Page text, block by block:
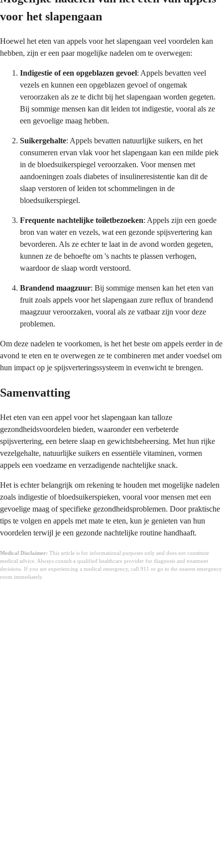
voor het slapengaan
Hoewel het eten van appels voor het slapengaan veel voordelen kan
hebben, zijn er een paar mogelijke nadelen om te overwegen:
Indigestie of een opgeblazen gevoel: Appels bevatten veel
vezels en kunnen een opgeblazen gevoel of ongemak
veroorzaken als ze te dicht bij het slapengaan worden gegeten.
Bij sommige mensen kan dit leiden tot indigestie, vooral als ze
een gevoelige maag hebben.
Suikergehalte: Appels bevatten natuurlijke suikers, en het
consumeren ervan vlak voor het slapengaan kan een milde piek
in de bloedsuikerspiegel veroorzaken. Voor mensen met
aandoeningen zoals diabetes of insulineresistentie kan dit de
slaap verstoren of leiden tot schommelingen in de
bloedsuikerspiegel.
Frequente nachtelijke toiletbezoeken: Appels zijn een goede
bron van water en vezels, wat een gezonde spijsvertering kan
bevorderen. Als ze echter te laat in de avond worden gegeten,
kunnen ze de behoefte om 's nachts te plassen verhogen,
waardoor de slaap wordt verstoord.
Brandend maagzuur: Bij sommige mensen kan het eten van
fruit zoals appels voor het slapengaan zure reflux of brandend
maagzuur veroorzaken, vooral als ze vatbaar zijn voor deze
problemen.
Om deze nadelen te voorkomen, is het het beste om appels eerder in de
avond te eten en te overwegen ze te combineren met ander voedsel om
hun impact op je spijsverteringssysteem in evenwicht te brengen.
Samenvatting
Het eten van een appel voor het slapengaan kan talloze
gezondheidsvoordelen bieden, waaronder een verbeterde
spijsvertering, een betere slaap en gewichtsbeheersing. Met hun rijke
vezelgehalte, natuurlijke suikers en essentiële vitaminen, vormen
appels een voedzame en verzadigende nachtelijke snack.
Het is echter belangrijk om rekening te houden met mogelijke nadelen
zoals indigestie of bloedsuikerspieken, vooral voor mensen met een
gevoelige maag of specifieke gezondheidsproblemen. Door praktische
tips te volgen en appels met mate te eten, kun je genieten van hun
voordelen terwijl je een gezonde nachtelijke routine handhaaft.
Medical Disclaimer: This article is for informational purposes only and does not constitute
medical advice. Always consult a qualified healthcare provider for diagnosis and treatment
decisions. If you are experiencing a medical emergency, call 911 or go to the nearest emergency
room immediately.